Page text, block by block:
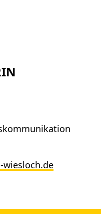
wiesloch.de